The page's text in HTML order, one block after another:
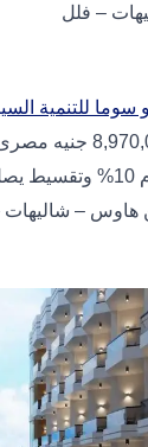
– فلل
سوما للتنمية
هاوس –